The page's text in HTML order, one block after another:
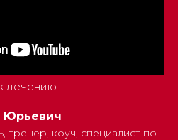
лечению
Юрьевич
тренер, коуч, специалист по